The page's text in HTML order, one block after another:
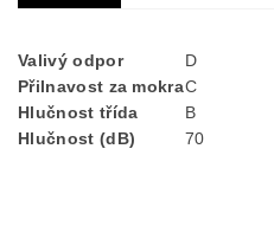
Valivý odpor
D
Přilnavost za mokraC
Hlučnost třída
B
Hlučnost (dB)
70